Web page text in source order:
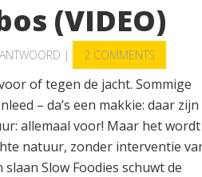
(VIDEO)
| 2 COMMENTS
of tegen de jacht. Sommige
– da’s een makkie: daar zijn
allemaal voor! Maar het wordt
natuur, zonder interventie
Slow Foodies schuwt de